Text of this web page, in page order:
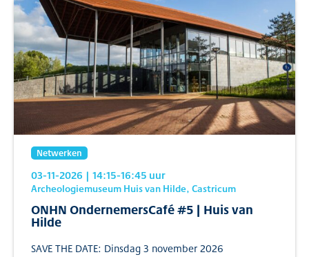
Netwerken
03-11-2026 | 14:15-16:45 uur
Archeologiemuseum Huis van Hilde, Castricum
ONHN OndernemersCafé #5 | Huis van
Hilde
SAVE THE DATE: Dinsdag 3 november 2026